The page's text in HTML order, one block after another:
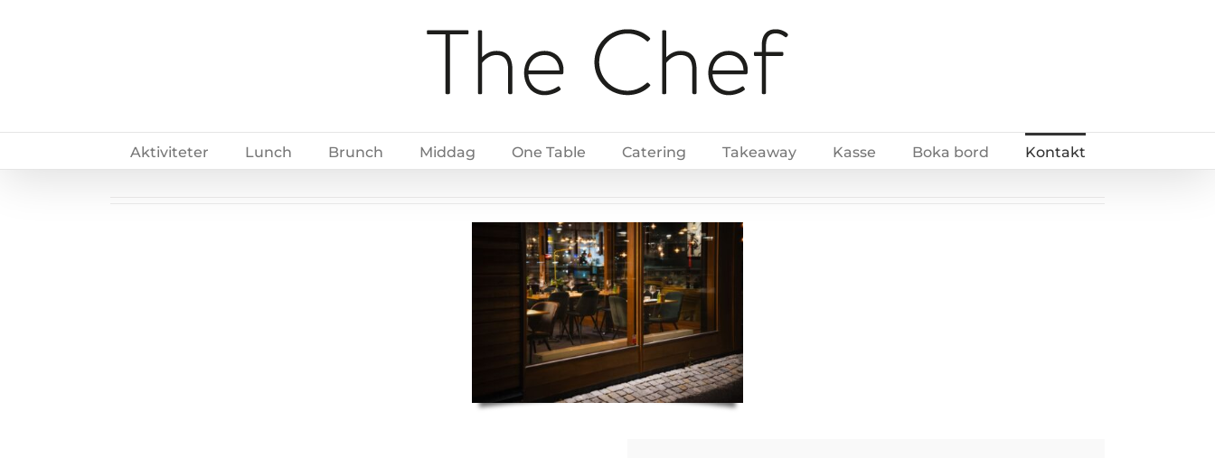
Aktiviteter Lunch Brunch Middag One Table Catering Takeaway Kasse Boka bord Kontakt